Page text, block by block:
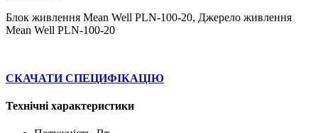
Блок живлення Mean Well PLN-100-20, Джерело живлення
Mean Well PLN-100-20
СКАЧАТИ СПЕЦИФІКАЦІЮ
Технічні характеристики